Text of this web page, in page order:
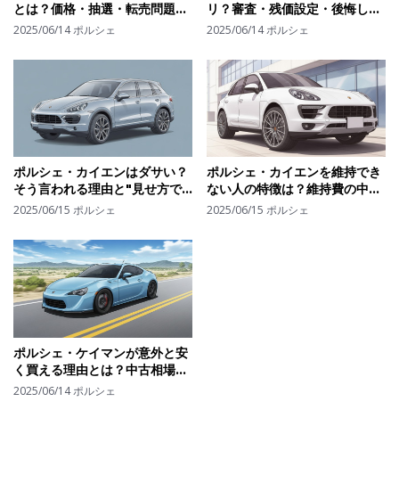
とは？価格・抽選・転売問題に
潜むプレミアムカーの現実
2025/06/14ポルシェ
リ？審査・残価設定・後悔しな
い借り方を分かりやすく解説
2025/06/14ポルシェ
ポルシェ・カイエンはダサい？
そう言われる理由と"見せ方で
変わる"デザイン評価のリアル
2025/06/15 ポルシェ
ポルシェ・カイエンを維持でき
ない人の特徴は？維持費の中身
と"やめておくべき人"の傾向
2025/06/15 ポルシェ
ポルシェ・ケイマンが意外と安
く買える理由とは？中古相場の
裏にあるリスクと"買い時"の見
2025/06/14ポルシェ